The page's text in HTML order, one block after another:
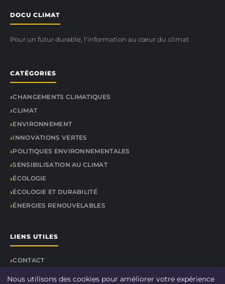
DOCU CLIMAT
Pour un futur durable, l'information au cœur du climat
CATÉGORIES
CHANGEMENTS CLIMATIQUES
CLIMAT
ENVIRONNEMENT
INNOVATIONS VERTES
POLITIQUES ENVIRONNEMENTALES
SENSIBILISATION AU CLIMAT
ÉCOLOGIE
ÉCOLOGIE ET DURABILITÉ
ÉNERGIES RENOUVELABLES
LIENS UTILES
CONTACT
Nous utilisons des cookies pour améliorer votre expérience